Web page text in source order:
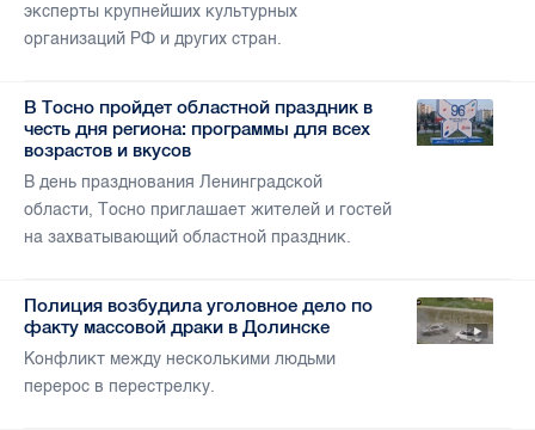
эксперты крупнейших культурных
организаций РФ и других стран.
В Тосно пройдет областной праздник в
честь дня региона: программы для всех
возрастов и вкусов
В день празднования Ленинградской
области, Тосно приглашает жителей и гостей
на захватывающий областной праздник.
Полиция возбудила уголовное дело по
факту массовой драки в Долинске
Конфликт между несколькими людьми
перерос в перестрелку.